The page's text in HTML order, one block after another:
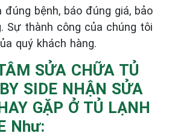
bệnh, báo đúng giá, bảo
Sự thành công của chúng tôi
quý khách hàng.
SỬA CHỮA TỦ
SIDE NHẬN SỬA
GẶP Ở TỦ LẠNH
Như: